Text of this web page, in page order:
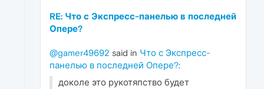
RE: Что с Экспресс-панелью в последней
Опере?
@gamer49692 said in Что с Экспресс-
панелью в последней Опере?:
доколе это рукотяпство будет